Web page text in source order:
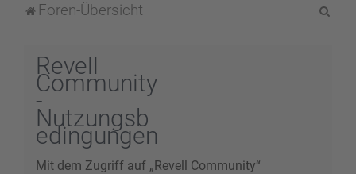
Foren-Übersicht
Revell
Community
-
Nutzungsb
edingungen
Mit dem Zugriff auf „Revell Community“